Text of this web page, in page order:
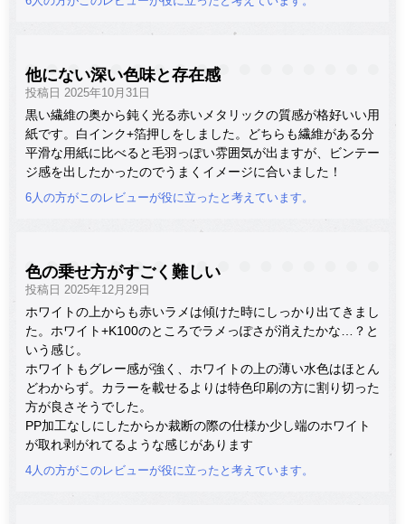
他にない深い色味と存在感
投稿日 2025年10月31日
黒い繊維の奥から鈍く光る赤いメタリックの質感が格好いい用
紙です。白インク+箔押しをしました。どちらも繊維がある分
平滑な用紙に比べると毛羽っぽい雰囲気が出ますが、ビンテー
ジ感を出したかったのでうまくイメージに合いました！
6人の方がこのレビューが役に立ったと考えています。
色の乗せ方がすごく難しい
投稿日 2025年12月29日
ホワイトの上からも赤いラメは傾けた時にしっかり出てきまし
た。ホワイト+K100のところでラメっぽさが消えたかな…？と
いう感じ。
ホワイトもグレー感が強く、ホワイトの上の薄い水色はほとん
どわからず。カラーを載せるよりは特色印刷の方に割り切った
方が良さそうでした。
PP加工なしにしたからか裁断の際の仕様か少し端のホワイト
が取れ剥がれてるような感じがあります
4人の方がこのレビューが役に立ったと考えています。